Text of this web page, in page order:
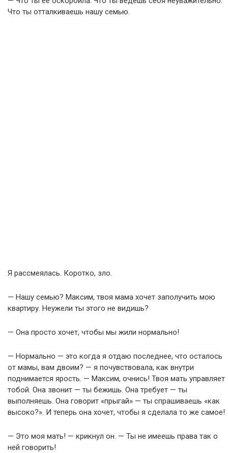
Что ты отталкиваешь нашу семью.
Я рассмеялась. Коротко, зло.
— Нашу семью? Максим, твоя мама хочет заполучить мою
квартиру. Неужели ты этого не видишь?
— Она просто хочет, чтобы мы жили нормально!
— Нормально — это когда я отдаю последнее, что осталось
от мамы, вам двоим? — я почувствовала, как внутри
поднимается ярость. — Максим, очнись! Твоя мать управляет
тобой. Она звонит — ты бежишь. Она требует — ты
выполняешь. Она говорит «прыгай» — ты спрашиваешь «как
высоко?». И теперь она хочет, чтобы я сделала то же самое!
— Это моя мать! — крикнул он. — Ты не имеешь права так о
ней говорить!